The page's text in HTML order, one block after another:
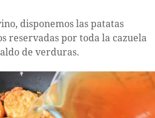
disponemos las patatas
reservadas por toda la cazuela
de verduras.